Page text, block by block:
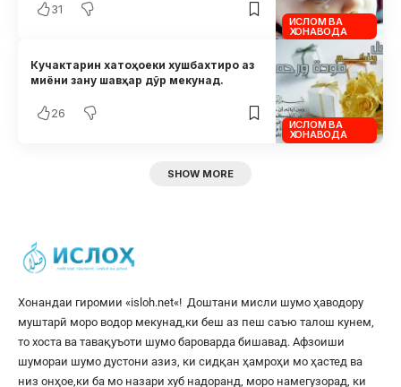
ИСЛОМ ВА
ХОНАВОДА
31
ИСЛОМ ВА
ХОНАВОДА
Кучактарин хатоҳоеки хушбахтиро аз
миёни зану шавҳар дӯр мекунад.
26
SHOW MORE
Хонандаи гиромии «isloh.net«! Доштани мисли шумо ҳаводору
муштарӣ моро водор мекунад,ки беш аз пеш саъю талош кунем,
то хоста ва тавақуъоти шумо бароварда бишавад. Афзоиши
шумораи шумо дустони азиз, ки сидқан ҳамроҳи мо ҳастед ва
низ онҳое,ки ба мо назари хуб надоранд, моро намегузорад, ки